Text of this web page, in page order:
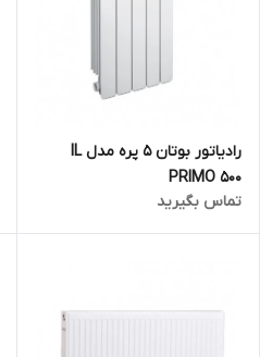
رادیاتور بوتان 5 پره مدل IL
PRIMO 500
تماس بگیرید